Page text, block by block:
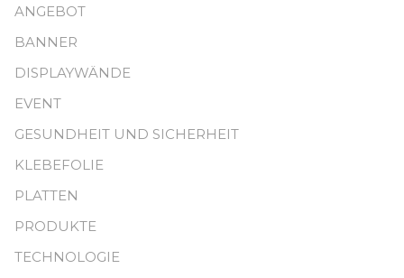
ANGEBOT
BANNER
DISPLAYWÄNDE
EVENT
GESUNDHEIT UND SICHERHEIT
KLEBEFOLIE
PLATTEN
PRODUKTE
TECHNOLOGIE